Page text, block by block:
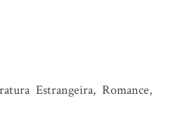
Estrangeira, Romance,